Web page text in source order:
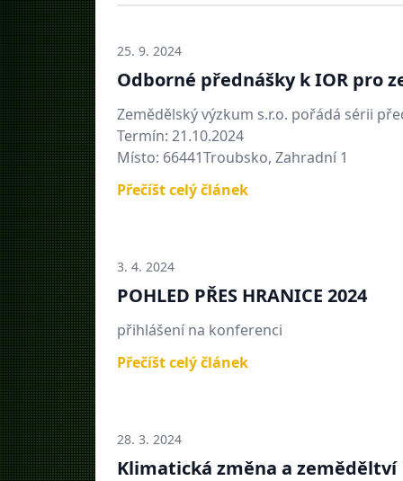
25. 9. 2024
Odborné přednášky k IOR pro
Zemědělský výzkum s.r.o. pořádá sérii
Termín: 21.10.2024
Místo: 66441Troubsko, Zahradní 1
Přečíšt celý článek
3. 4. 2024
POHLED PŘES HRANICE 2024
přihlášení na konferenci
Přečíšt celý článek
28. 3. 2024
Klimatická změna a zeměděltví